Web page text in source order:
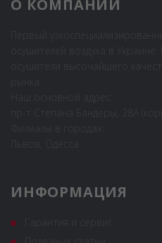
О КОМПАНИИ
ИНФОРМАЦИЯ